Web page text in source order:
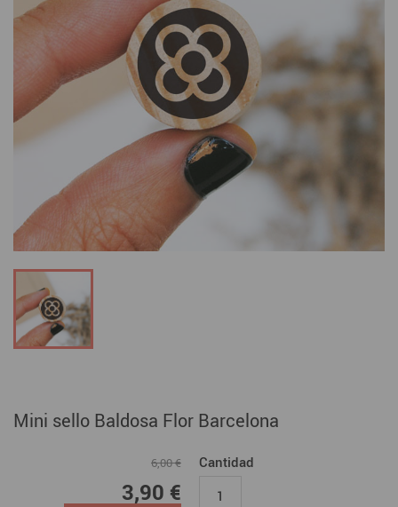
Mini sello Baldosa Flor Barcelona
6,00 €
3,90 €
Cantidad